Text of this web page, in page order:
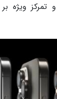
و تمرکز